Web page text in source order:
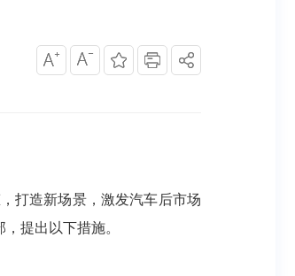
打造新场景，激发汽车后市场
提出以下措施。